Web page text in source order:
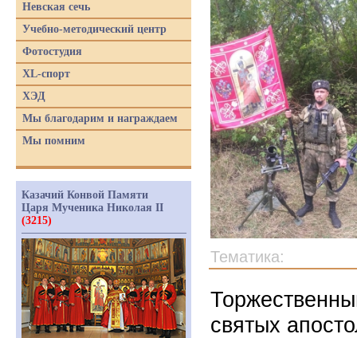
Тематика:
святых
Невская сечь
Учебно-методический центр
Фотостудия
XL-спорт
ХЭД
Мы благодарим и награждаем
Мы помним
Казачий Конвой Памяти
Царя Мученика Николая II
(3215)